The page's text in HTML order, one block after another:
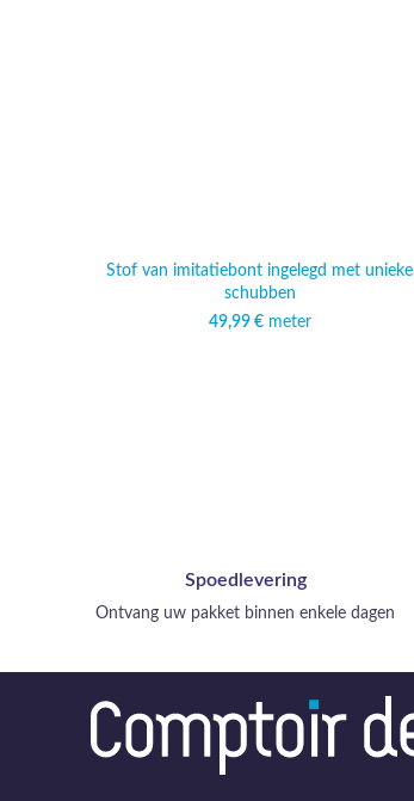
Stof van imitatiebont ingelegd met unieke
schubben
49,99 €meter
Spoedlevering
Ontvang uw pakket binnen enkele dagen